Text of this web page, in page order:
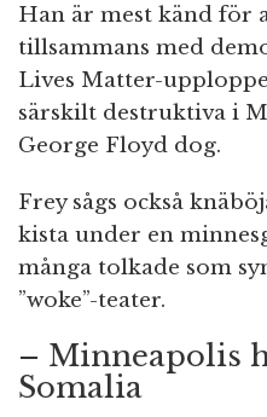
Han är mest känd för
tillsammans med
Lives Matter-
särskilt destruktiva i
George Floyd dog.
Frey sågs också
kista under en
många tolkade som
”woke”-teater.
– Minneapolis
Somalia